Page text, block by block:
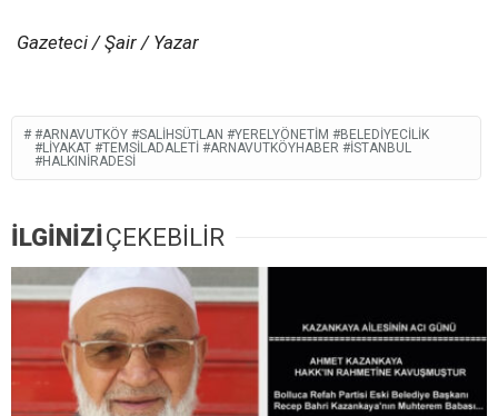
Gazeteci / Şair / Yazar
#ARNAVUTKÖY #SALIHSÜTLAN #YERELYÖNETIM #BELEDIYECILIK
#LIYAKAT #TEMSILADALETI #ARNAVUTKÖYHABER #İSTANBUL
#HALKINİRADESI
İLGİNİZİÇEKEBİLİR